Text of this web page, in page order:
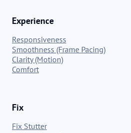
Experience
Responsiveness
Smoothness (Frame Pacing)
Clarity (Motion)
Comfort
Fix
Fix Stutter